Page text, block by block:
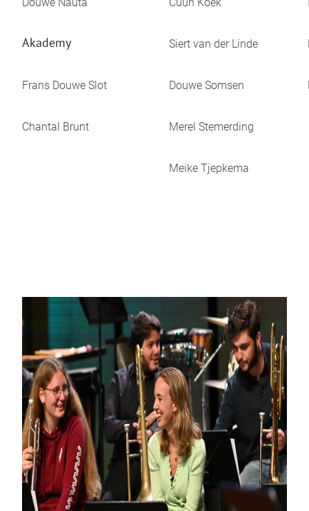
Akademy Siert van der Linde
Frans Douwe Slot Douwe Somsen
Chantal Brunt Merel Stemerding
Meike Tjepkema